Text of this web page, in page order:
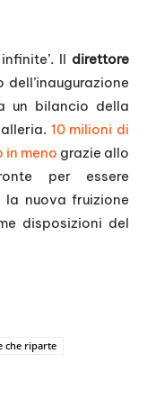
Il direttore
un bilancio della
10 milioni di
in meno grazie allo
per essere
nuova fruizione
disposizioni del
che riparte